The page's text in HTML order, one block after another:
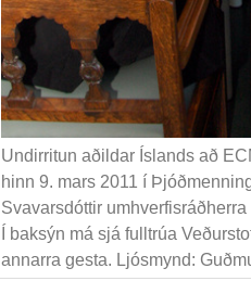
Undirritun aðildar Íslands að
hinn 9. mars 2011 í
Svavarsdóttir
Í baksýn má sjá fulltrúa
annarra gesta. Ljósmynd: